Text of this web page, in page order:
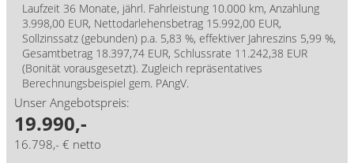
Laufzeit 36 Monate, jährl. Fahrleistung 10.000 km, Anzahlung
3.998,00 EUR, Nettodarlehensbetrag 15.992,00 EUR,
Sollzinssatz (gebunden) p.a. 5,83 %, effektiver Jahreszins 5,99 %,
Gesamtbetrag 18.397,74 EUR, Schlussrate 11.242,38 EUR
(Bonität vorausgesetzt). Zugleich repräsentatives
Berechnungsbeispiel gem. PAngV.
Unser Angebotspreis:
19.990,-
16.798,- € netto